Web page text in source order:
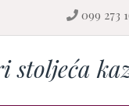
099 273
stoljeća